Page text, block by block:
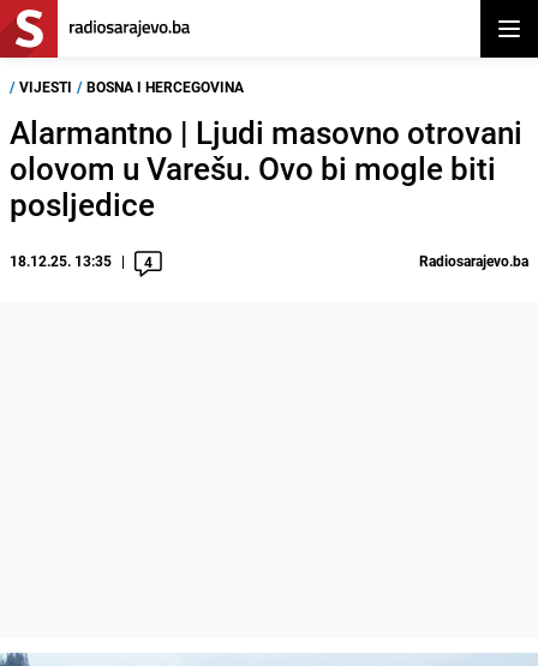
/ VIJESTI / BOSNA I HERCEGOVINA
Alarmantno | Ljudi masovno otrovani
olovom u Varešu. Ovo bi mogle biti
posljedice
18.12.25. 13:35 4 Radiosarajevo.ba